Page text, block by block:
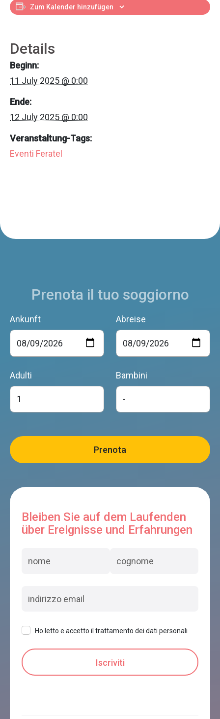
Zum Kalender hinzufügen
Details
Beginn:
11 July 2025 @ 0:00
Ende:
12 July 2025 @ 0:00
Veranstaltung-Tags:
Eventi Feratel
Prenota il tuo soggiorno
Ankunft Abreise
Adulti Bambini
Bleiben Sie auf dem Laufenden
über Ereignisse und Erfahrungen
Ho letto e accetto il trattamento dei dati personali